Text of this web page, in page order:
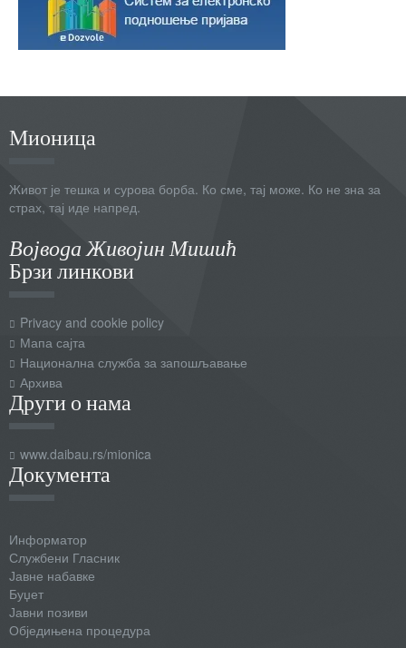
Мионица
Живот је тешка и сурова борба. Ко сме, тај може. Ко не зна за
страх, тај иде напред.
Војвода Живојин Мишић
Брзи линкови
Privacy and cookie policy
Мапа сајта
Национална служба за запошљавање
Архива
Други о нама
www.daibau.rs/mionica
Документа
Информатор
Службени Гласник
Јавне набавке
Буџет
Јавни позиви
Обједињена процедура